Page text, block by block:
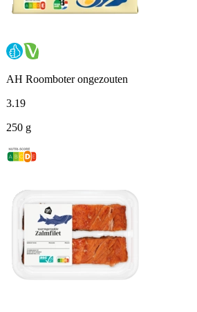
AH Roomboter ongezouten
3.19
250 g